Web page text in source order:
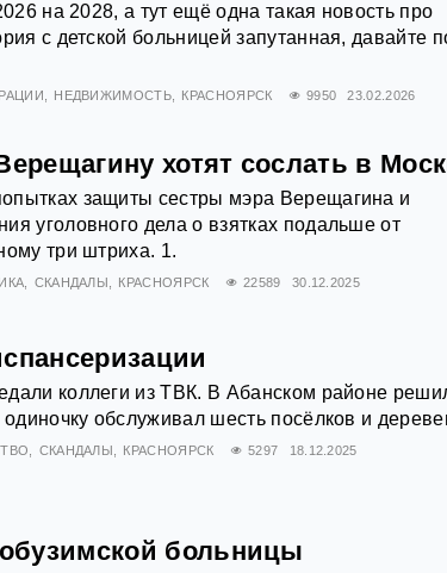
на 2028, а тут ещё одна такая новость про
с детской больницей запутанная, давайте
НЕДВИЖИМОСТЬ КРАСНОЯРСК 9950 23.02.2026
хотят сослать в
защиты сестры мэра Верещагина и
уголовного дела о взятках подальше от
три штриха. 1.
СКАНДАЛЫ КРАСНОЯРСК 22589 30.12.2025
коллеги из ТВК. В Абанском районе
обслуживал шесть посёлков и
СКАНДАЛЫ КРАСНОЯРСК 5297 18.12.2025
больницы